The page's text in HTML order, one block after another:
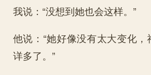
我说：“没想到她也会这样。”
他说：“她好像没有太大变化，
详多了。”